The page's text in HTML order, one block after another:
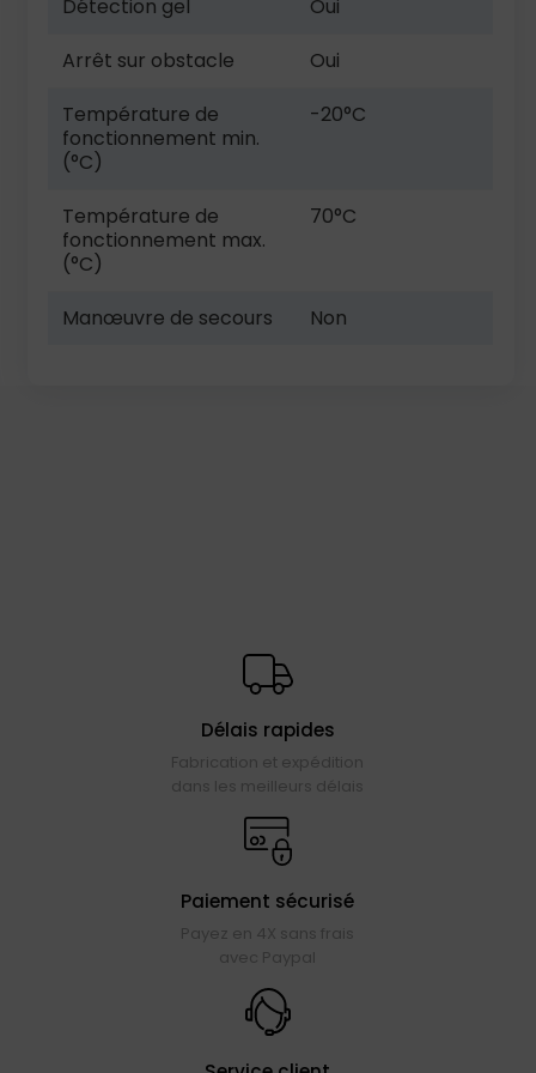
Détection gel
Oui
Arrêt sur obstacle
Oui
Température de
fonctionnement min.
(°C)
-20°C
Température de
fonctionnement max.
(°C)
70°C
Manœuvre de secours Non
Délais rapides
Fabrication et expédition
dans les meilleurs délais
Paiement sécurisé
Payez en 4X sans frais
avec Paypal